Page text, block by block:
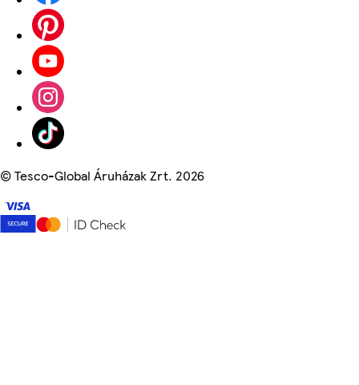
©Tesco-Global Áruházak Zrt. 2026